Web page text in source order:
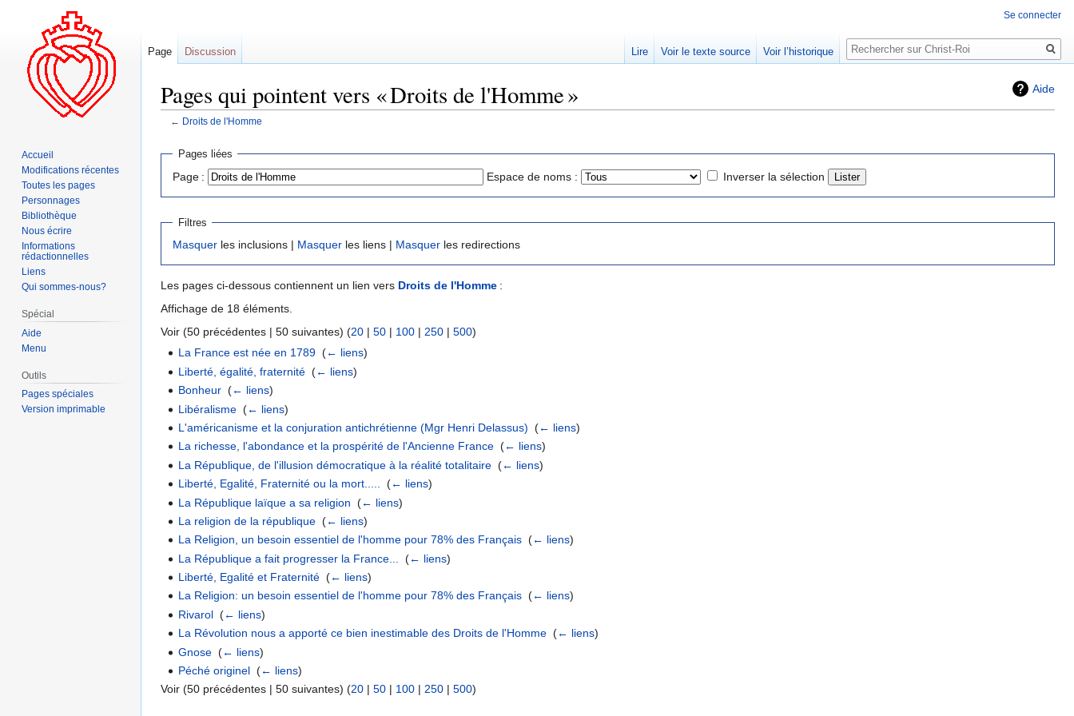
Aide
Pages qui pointent vers « Droits de l'Homme »
← Droits de l'Homme
Aller
navigation
Aller
recherche
Pages liées
Page : Espace de noms : Inverser la sélection
Filtres
Masquer les inclusions | Masquer les liens | Masquer les redirections
Les pages ci-dessous contiennent un lien vers Droits de l'Homme :
Affichage de 18 éléments.
Voir (50 précédentes | 50 suivantes) (20 | 50 | 100 | 250 | 500)
La France est née en 1789 ‎(← liens)
Liberté, égalité, fraternité ‎(← liens)
Bonheur ‎(← liens)
Libéralisme ‎(← liens)
L'américanisme et la conjuration antichrétienne (Mgr Henri Delassus) ‎(← liens)
La richesse, l'abondance et la prospérité de l'Ancienne France ‎(← liens)
La République, de l'illusion démocratique à la réalité totalitaire ‎(← liens)
Liberté, Egalité, Fraternité ou la mort.....
‎(← liens)
La République laïque a sa religion ‎(← liens)
La religion de la république ‎(← liens)
La Religion, un besoin essentiel de l'homme pour 78% des Français ‎(← liens)
La République a fait progresser la France...
‎(← liens)
Liberté, Egalité et Fraternité ‎(← liens)
La Religion: un besoin essentiel de l'homme pour 78% des Français ‎(← liens)
Rivarol ‎(← liens)
La Révolution nous a apporté ce bien inestimable des Droits de l'Homme ‎(← liens)
Gnose ‎(← liens)
Péché originel ‎(← liens)
Voir (50 précédentes | 50 suivantes) (20 | 50 | 100 | 250 | 500)
Se connecter
Page Discussion Lire Voir le texte source Voir l’historique
Rechercher
Accueil
Modifications récentes
Toutes les pages
Personnages
Bibliothèque
Nous écrire
Informations
rédactionnelles
Liens
Qui sommes-nous?
Spécial
Aide
Menu
Outils
Pages spéciales
Version imprimable